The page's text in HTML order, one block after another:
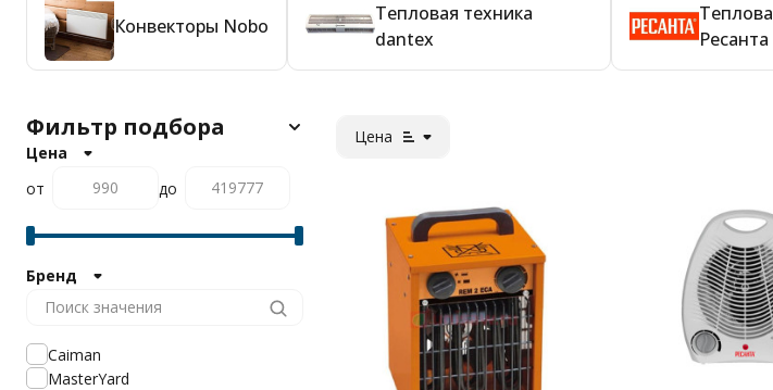
Конвекторы Nobo
Тепловая техника
dantex
Ресанта
Цена
Фильтр подбора
Цена
от
до
Бренд
Caiman
MasterYard